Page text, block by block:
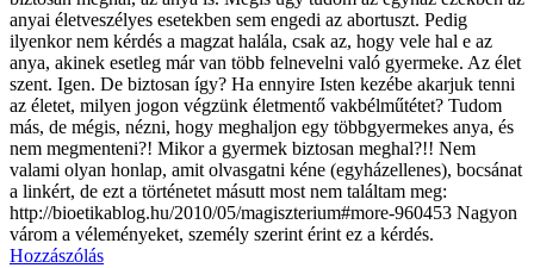
anyai életveszélyes esetekben sem engedi az abortuszt. Pedig
ilyenkor nem kérdés a magzat halála, csak az, hogy vele hal e az
anya, akinek esetleg már van több felnevelni való gyermeke. Az élet
szent. Igen. De biztosan így? Ha ennyire Isten kezébe akarjuk tenni
az életet, milyen jogon végzünk életmentő vakbélműtétet? Tudom
más, de mégis, nézni, hogy meghaljon egy többgyermekes anya, és
nem megmenteni?! Mikor a gyermek biztosan meghal?!! Nem
valami olyan honlap, amit olvasgatni kéne (egyházellenes), bocsánat
a linkért, de ezt a történetet másutt most nem találtam meg:
http://bioetikablog.hu/2010/05/magiszterium#more-960453 Nagyon
várom a véleményeket, személy szerint érint ez a kérdés.
Hozzászólás